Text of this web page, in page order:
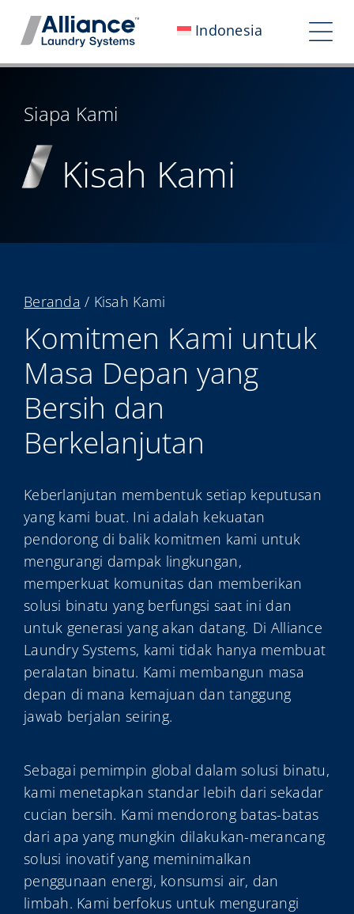
Indonesia
Bekerja Bersama Kami
Dampak Kami
Investor
My Alliance
Siapa Kami
Kisah Kami
Beranda / Kisah Kami
Komitmen Kami untuk
Masa Depan yang
Bersih dan
Berkelanjutan
Keberlanjutan membentuk setiap keputusan
yang kami buat. Ini adalah kekuatan
pendorong di balik komitmen kami untuk
mengurangi dampak lingkungan,
memperkuat komunitas dan memberikan
solusi binatu yang berfungsi saat ini dan
untuk generasi yang akan datang. Di Alliance
Laundry Systems, kami tidak hanya membuat
peralatan binatu. Kami membangun masa
depan di mana kemajuan dan tanggung
jawab berjalan seiring.
Sebagai pemimpin global dalam solusi binatu,
kami menetapkan standar lebih dari sekadar
cucian bersih. Kami mendorong batas-batas
dari apa yang mungkin dilakukan-merancang
solusi inovatif yang meminimalkan
penggunaan energi, konsumsi air, dan
limbah. Kami berfokus untuk mengurangi